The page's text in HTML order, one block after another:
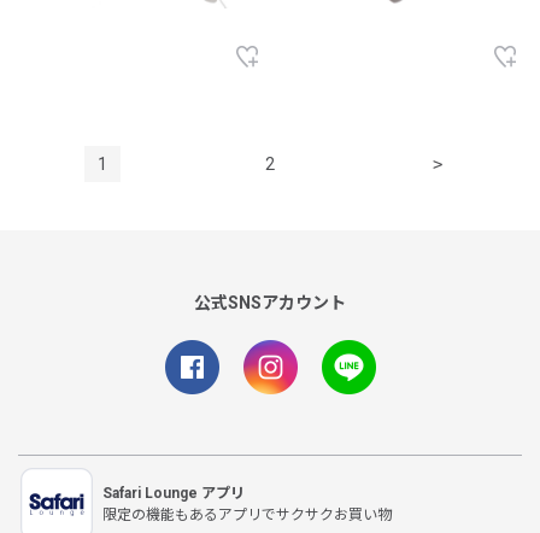
1 2 >
公式SNSアカウント
Safari Lounge アプリ
限定の機能もあるアプリでサクサクお買い物